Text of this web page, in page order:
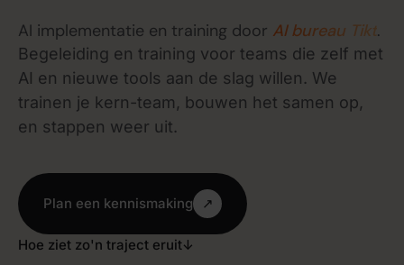
AI implementatie en training door AI bureau Tikt.
Begeleiding en training voor teams die zelf met
AI en nieuwe tools aan de slag willen. We
trainen je kern-team, bouwen het samen op,
en stappen weer uit.
Plan een kennismaking ↗
Hoe ziet zo'n traject eruit↓